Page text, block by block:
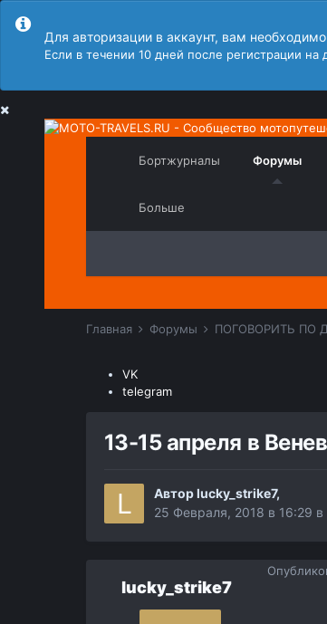
Для авторизации в аккаунт, вам
Если в течении 10 дней после регистрации
Бортжурналы Форумы
Больше
Главная Форумы ПОГОВОРИТЬ ПО
VK
telegram
13-15 апреля в
Авторlucky_strike7,
25 Февраля, 2018 в 16:29 в
lucky_strike7